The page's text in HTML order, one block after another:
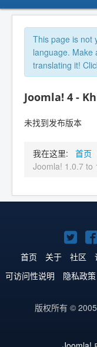
This page is not
language. Make
translating it!
Joomla! 4 -
未找到发布版本
我在这里: 首页
Joomla! 1.0.7 to
主
页
首页 关于 社区
可访问性说明
隐私政策
版权所有 ©